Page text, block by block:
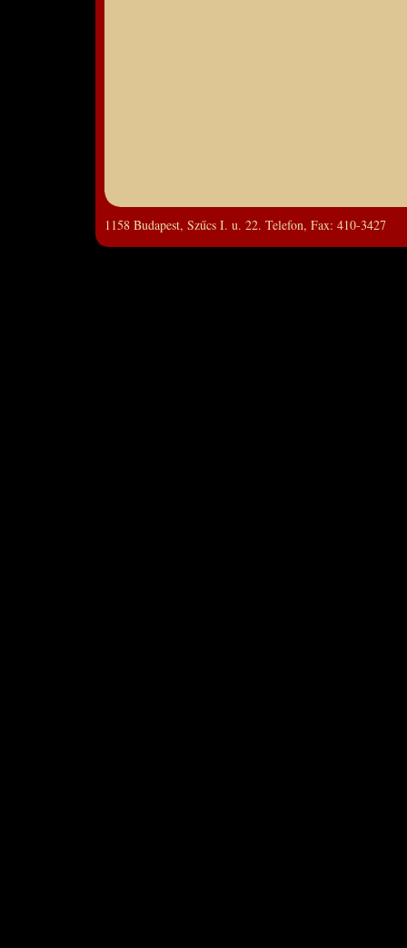
1158 Budapest, Szűcs I. u. 22. Telefon, Fax: 410-3427